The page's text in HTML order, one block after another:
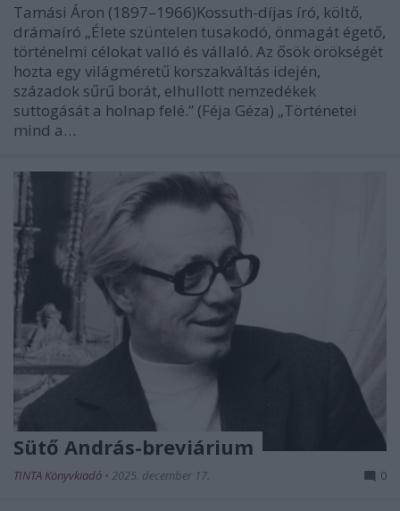
Tamási Áron (1897–1966)Kossuth-díjas író, költő,
drámaíró „Élete szüntelen tusakodó, önmagát égető,
történelmi célokat valló és vállaló. Az ősök örökségét
hozta egy világméretű korszakváltás idején,
századok sűrű borát, elhullott nemzedékek
suttogását a holnap felé.” (Féja Géza) „Történetei
mind a…
Sütő András-breviárium
TINTA Könyvkiadó • 2025. december 17. 0